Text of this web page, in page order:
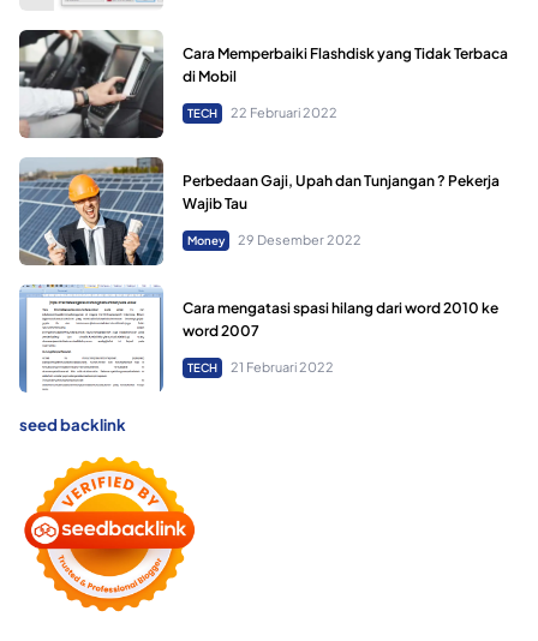
Cara Memperbaiki Flashdisk yang Tidak Terbaca
di Mobil
TECH 22 Februari 2022
Perbedaan Gaji, Upah dan Tunjangan ? Pekerja
Wajib Tau
Money 29 Desember 2022
Cara mengatasi spasi hilang dari word 2010 ke
word 2007
TECH 21 Februari 2022
seed backlink